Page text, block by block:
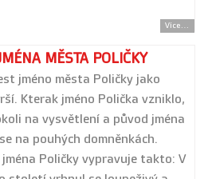
Více...
MĚSTA POLIČKY
jméno města Poličky jako
Kterak jméno Polička vzniklo,
na vysvětlení a původ jména
na pouhých domněnkách.
Poličky vypravuje takto: V